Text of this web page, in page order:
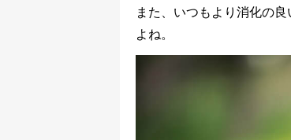
また、いつもより消化の
よね。